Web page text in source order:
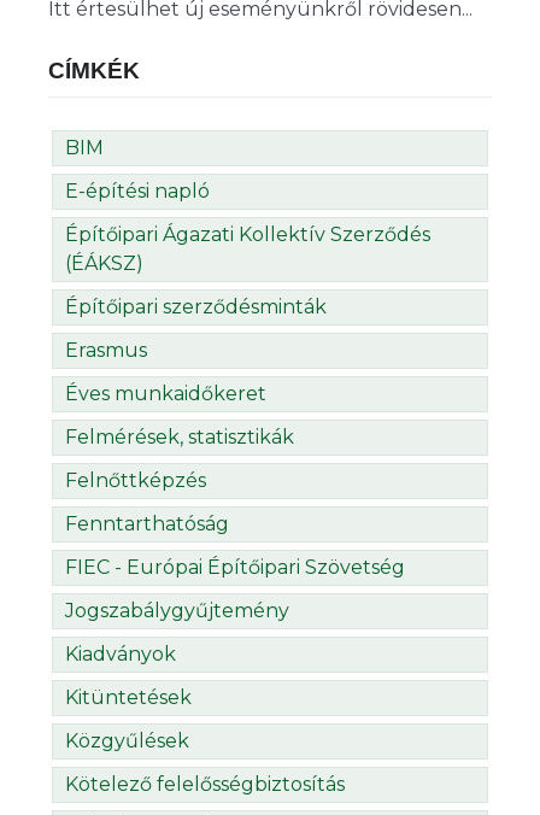
Itt értesülhet új eseményünkről rövidesen...
CÍMKÉK
BIM
E-építési napló
Építőipari Ágazati Kollektív Szerződés
(ÉÁKSZ)
Építőipari szerződésminták
Erasmus
Éves munkaidőkeret
Felmérések, statisztikák
Felnőttképzés
Fenntarthatóság
FIEC - Európai Építőipari Szövetség
Jogszabálygyűjtemény
Kiadványok
Kitüntetések
Közgyűlések
Kötelező felelősségbiztosítás